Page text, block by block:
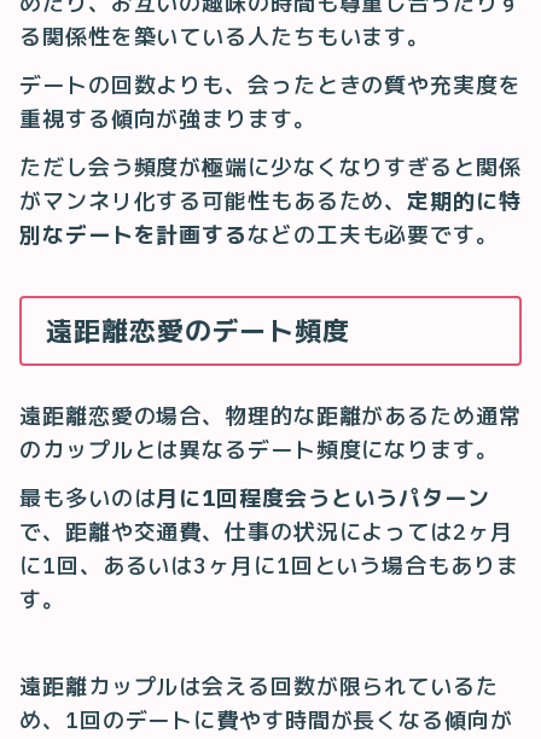
る関係性を築いている人たちもいます。
デートの回数よりも、会ったときの質や充実度を
重視する傾向が強まります。
ただし会う頻度が極端に少なくなりすぎると関係
がマンネリ化する可能性もあるため、定期的に特
別なデートを計画するなどの工夫も必要です。
遠距離恋愛のデート頻度
遠距離恋愛の場合、物理的な距離があるため通常
のカップルとは異なるデート頻度になります。
最も多いのは月に1回程度会うというパターン
で、距離や交通費、仕事の状況によっては2ヶ月
に1回、あるいは3ヶ月に1回という場合もありま
す。
遠距離カップルは会える回数が限られているた
め、1回のデートに費やす時間が長くなる傾向が